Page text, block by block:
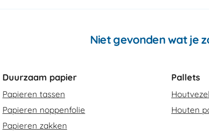
Niet gevonden wat je
Duurzaam papier
Papieren tassen
Papieren noppenfolie
Papieren zakken
Pallets
Houten